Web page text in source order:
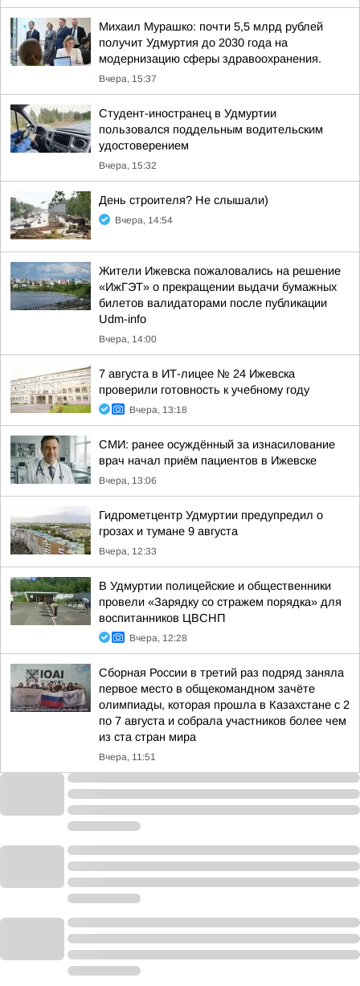
Михаил Мурашко: почти 5,5 млрд рублей
получит Удмуртия до 2030 года на
модернизацию сферы здравоохранения.
Вчера, 15:37
Студент-иностранец в Удмуртии
пользовался поддельным водительским
удостоверением
Вчера, 15:32
День строителя? Не слышали)
Вчера, 14:54
Жители Ижевска пожаловались на решение
«ИжГЭТ» о прекращении выдачи бумажных
билетов валидаторами после публикации
Udm-info
Вчера, 14:00
7 августа в ИТ-лицее № 24 Ижевска
проверили готовность к учебному году
Вчера, 13:18
СМИ: ранее осуждённый за изнасилование
врач начал приём пациентов в Ижевске
Вчера, 13:06
Гидрометцентр Удмуртии предупредил о
грозах и тумане 9 августа
Вчера, 12:33
В Удмуртии полицейские и общественники
провели «Зарядку со стражем порядка» для
воспитанников ЦВСНП
Вчера, 12:28
Сборная России в третий раз подряд заняла
первое место в общекомандном зачёте
олимпиады, которая прошла в Казахстане с 2
по 7 августа и собрала участников более чем
из ста стран мира
Вчера, 11:51